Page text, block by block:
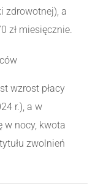
zdrowotnej), a
zł miesięcznie.
wzrost płacy
r.), a w
w nocy, kwota
zwolnień